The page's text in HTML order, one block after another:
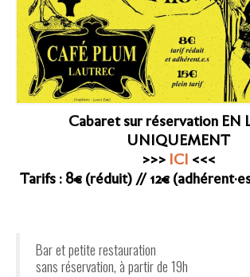
Cabaret sur réservation EN
UNIQUEMENT
>>> ICI <<<
Tarifs : 8€ (réduit) // 12€
Bar et petite restauration
sans réservation, à partir de 19h